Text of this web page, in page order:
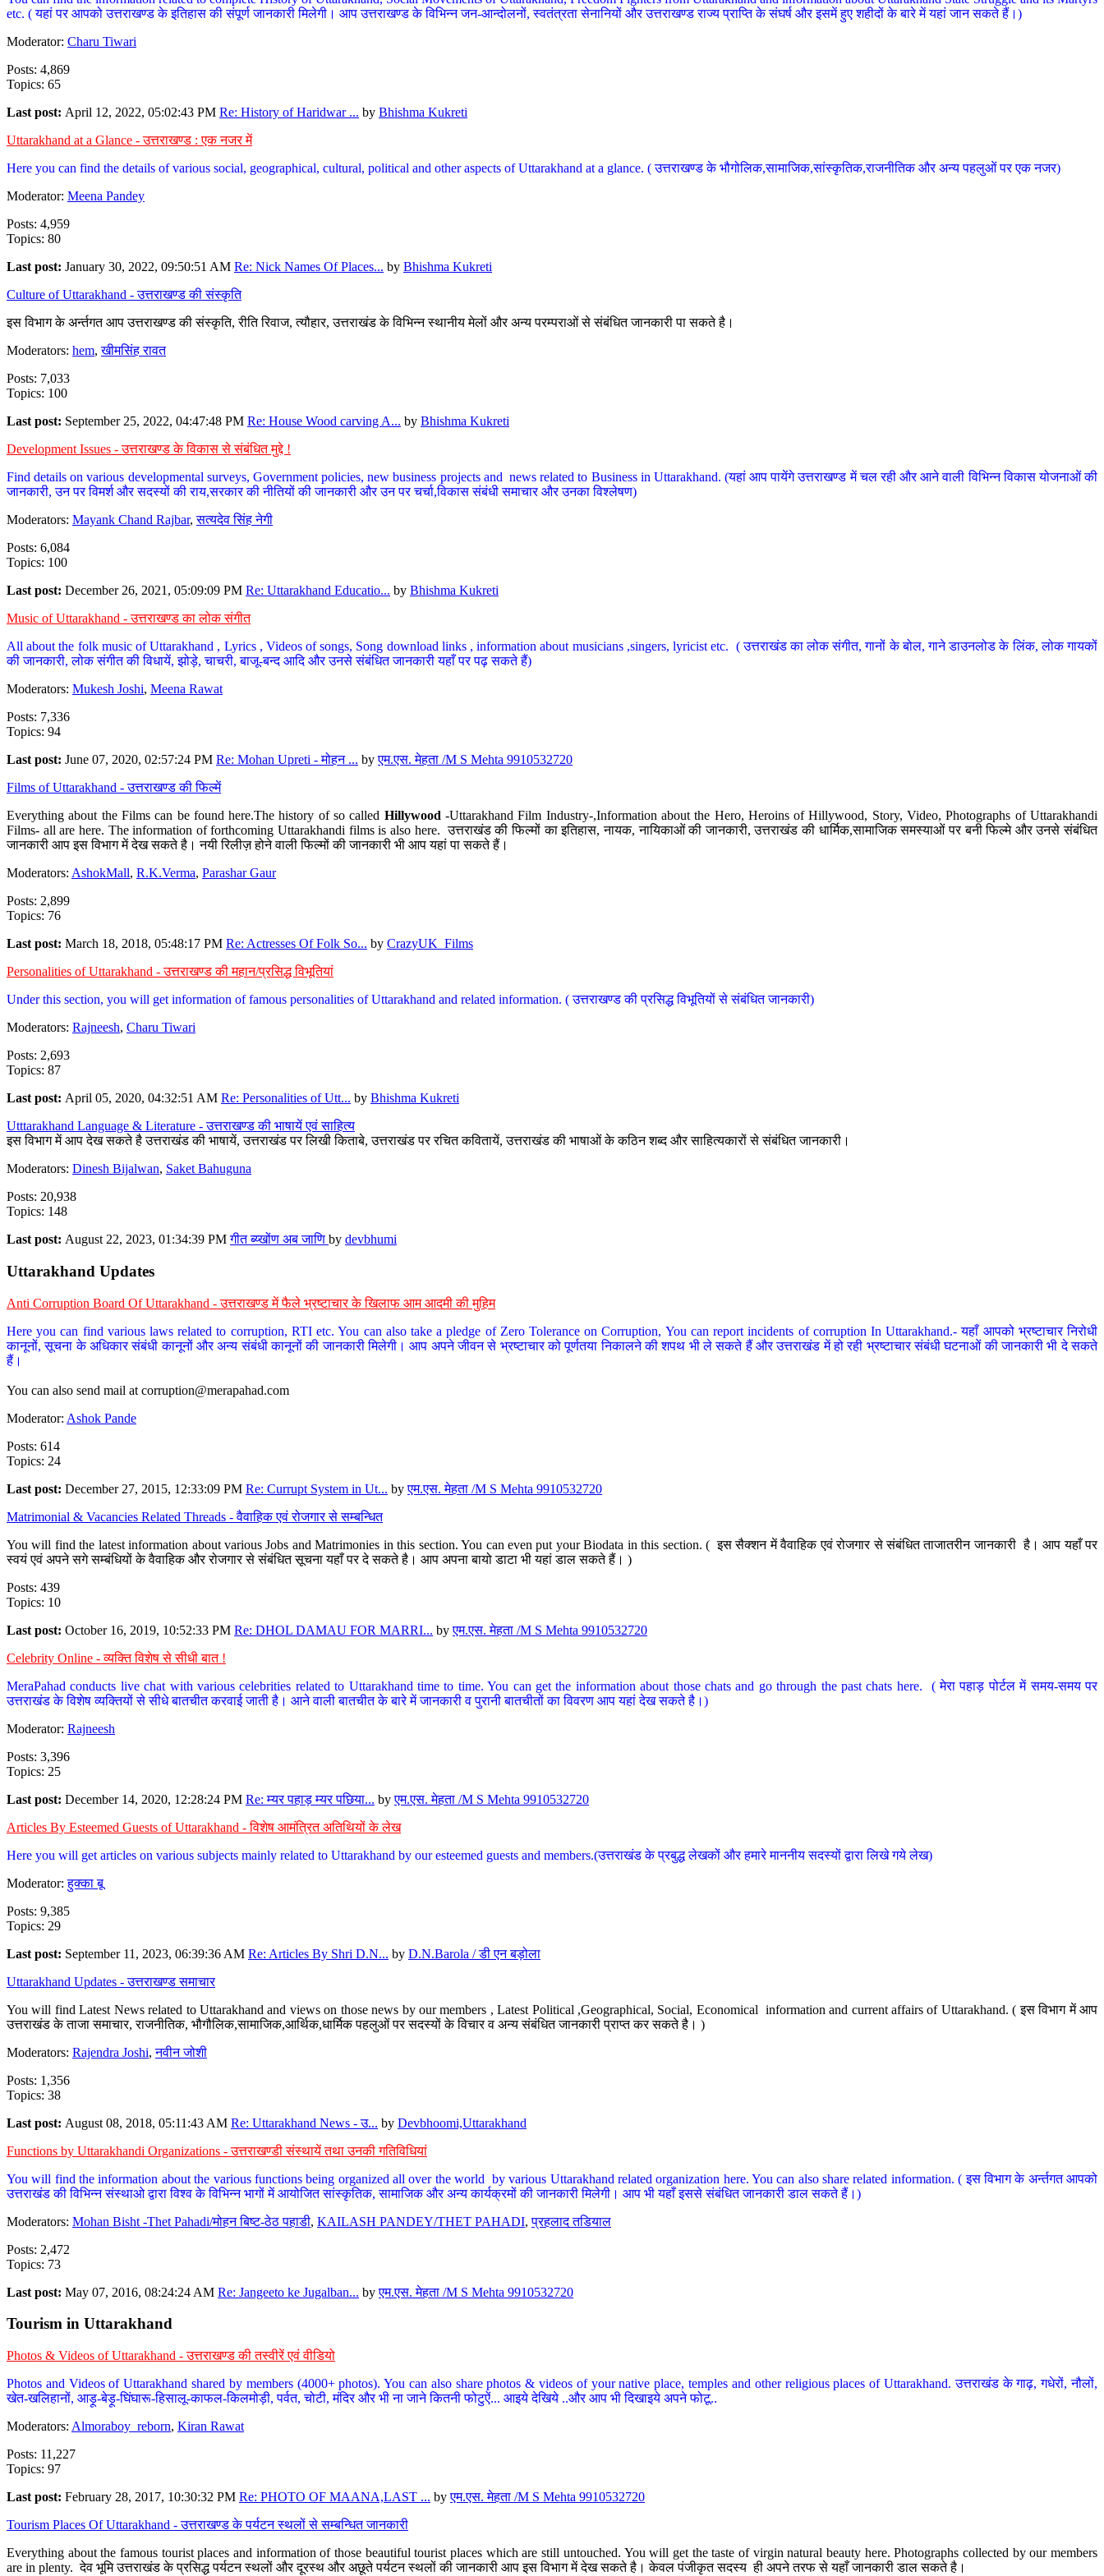
etc. ( यहां पर आपको उत्तराखण्ड के इतिहास की संपूर्ण जानकारी मिलेगी। आप उत्तराखण्ड के विभिन्न जन-आन्दोलनों, स्वतंत्रता सेनानियों और उत्तराखण्ड राज्य प्राप्ति के संघर्ष और इसमें हुए शहीदों के बारे में यहां जान सकते हैं।)
Moderator: Charu Tiwari
Posts: 4,869
Topics: 65
Last post: April 12, 2022, 05:02:43 PM Re: History of Haridwar ... by Bhishma Kukreti
Uttarakhand at a Glance - उत्तराखण्ड : एक नजर में
Here you can find the details of various social, geographical, cultural, political and other aspects of Uttarakhand at a glance. ( उत्तराखण्ड के भौगोलिक,सामाजिक,सांस्कृतिक,राजनीतिक और अन्य पहलुओं पर एक नजर)
Moderator: Meena Pandey
Posts: 4,959
Topics: 80
Last post: January 30, 2022, 09:50:51 AM Re: Nick Names Of Places... by Bhishma Kukreti
Culture of Uttarakhand - उत्तराखण्ड की संस्कृति
इस विभाग के अर्न्तगत आप उत्तराखण्ड की संस्कृति, रीति रिवाज, त्यौहार, उत्तराखंड के विभिन्न स्थानीय मेलों और अन्य परम्पराओं से संबंधित जानकारी पा सकते है।
Moderators: hem,खीमसिंह रावत
Posts: 7,033
Topics: 100
Last post: September 25, 2022, 04:47:48 PM Re: House Wood carving A... by Bhishma Kukreti
Development Issues - उत्तराखण्ड के विकास से संबंधित मुद्दे !
Find details on various developmental surveys, Government policies, new business projects and news related to Business in Uttarakhand. (यहां आप पायेंगे उत्तराखण्ड में चल रही और आने वाली विभिन्न विकास योजनाओं की
जानकारी, उन पर विमर्श और सदस्यों की राय,सरकार की नीतियों की जानकारी और उन पर चर्चा,विकास संबंधी समाचार और उनका विश्लेषण)
Moderators: Mayank Chand Rajbar,सत्यदेव सिंह नेगी
Posts: 6,084
Topics: 100
Last post: December 26, 2021, 05:09:09 PM Re: Uttarakhand Educatio... by Bhishma Kukreti
Music of Uttarakhand - उत्तराखण्ड का लोक संगीत
All about the folk music of Uttarakhand , Lyrics , Videos of songs, Song download links , information about musicians ,singers, lyricist etc. ( उत्तराखंड का लोक संगीत, गानों के बोल, गाने डाउनलोड के लिंक, लोक गायकों
की जानकारी, लोक संगीत की विधायें, झोड़े, चाचरी, बाजू-बन्द आदि और उनसे संबंधित जानकारी यहाँ पर पढ़ सकते हैं)
Moderators: Mukesh Joshi, Meena Rawat
Posts: 7,336
Topics: 94
Last post: June 07, 2020, 02:57:24 PM Re: Mohan Upreti - मोहन ... byएम.एस. मेहता /M S Mehta 9910532720
Films of Uttarakhand - उत्तराखण्ड की फिल्में
Everything about the Films can be found here.The history of so called Hillywood-Uttarakhand Film Industry-,Information about the Hero, Heroins of Hillywood, Story, Video, Photographs of Uttarakhandi
Films- all are here. The information of forthcoming Uttarakhandi films is also here. उत्तराखंड की फिल्मों का इतिहास, नायक, नायिकाओं की जानकारी, उत्तराखंड की धार्मिक,सामाजिक समस्याओं पर बनी फिल्मे और उनसे संबंधित
जानकारी आप इस विभाग में देख सकते है। नयी रिलीज़ होने वाली फिल्मों की जानकारी भी आप यहां पा सकते हैं।
Moderators: AshokMall, R.K.Verma, Parashar Gaur
Posts: 2,899
Topics: 76
Last post: March 18, 2018, 05:48:17 PM Re: Actresses Of Folk So... by CrazyUK_Films
Personalities of Uttarakhand - उत्तराखण्ड की महान/प्रसिद्ध विभूतियां
Under this section, you will get information of famous personalities of Uttarakhand and related information. ( उत्तराखण्ड की प्रसिद्ध विभूतियों से संबंधित जानकारी)
Moderators: Rajneesh, Charu Tiwari
Posts: 2,693
Topics: 87
Last post: April 05, 2020, 04:32:51 AM Re: Personalities of Utt... by Bhishma Kukreti
Utttarakhand Language & Literature - उत्तराखण्ड की भाषायें एवं साहित्य
इस विभाग में आप देख सकते है उत्तराखंड की भाषायें, उत्तराखंड पर लिखी किताबे, उत्तराखंड पर रचित कवितायें, उत्तराखंड की भाषाओं के कठिन शब्द और साहित्यकारों से संबंधित जानकारी।
Moderators: Dinesh Bijalwan, Saket Bahuguna
Posts: 20,938
Topics: 148
Last post: August 22, 2023, 01:34:39 PMगीत ब्य्खोंण अब जाणि by devbhumi
Uttarakhand Updates
Anti Corruption Board Of Uttarakhand - उत्तराखण्ड में फैले भ्रष्टाचार के खिलाफ आम आदमी की मुहिम
Here you can find various laws related to corruption, RTI etc. You can also take a pledge of Zero Tolerance on Corruption, You can report incidents of corruption In Uttarakhand.- यहाँ आपको भ्रष्टाचार निरोधी
कानूनों, सूचना के अधिकार संबंधी कानूनों और अन्य संबंधी कानूनों की जानकारी मिलेगी। आप अपने जीवन से भ्रष्टाचार को पूर्णतया निकालने की शपथ भी ले सकते हैं और उत्तराखंड में हो रही भ्रष्टाचार संबंधी घटनाओं की जानकारी भी दे सकते
हैं।
You can also send mail at corruption@merapahad.com
Moderator: Ashok Pande
Posts: 614
Topics: 24
Last post: December 27, 2015, 12:33:09 PM Re: Currupt System in Ut... byएम.एस. मेहता /M S Mehta 9910532720
Matrimonial & Vacancies Related Threads - वैवाहिक एवं रोजगार से सम्बन्धित
You will find the latest information about various Jobs and Matrimonies in this section. You can even put your Biodata in this section. ( इस सैक्शन में वैवाहिक एवं रोजगार से संबंधित ताजातरीन जानकारी है। आप यहाँ पर
स्वयं एवं अपने सगे सम्बंधियों के वैवाहिक और रोजगार से संबंधित सूचना यहाँ पर दे सकते है। आप अपना बायो डाटा भी यहां डाल सकते हैं। )
Posts: 439
Topics: 10
Last post: October 16, 2019, 10:52:33 PM Re: DHOL DAMAU FOR MARRI... byएम.एस. मेहता /M S Mehta 9910532720
Celebrity Online - व्यक्ति विशेष से सीधी बात !
MeraPahad conducts live chat with various celebrities related to Uttarakhand time to time. You can get the information about those chats and go through the past chats here. ( मेरा पहाड़ पोर्टल में समय-समय पर
उत्तराखंड के विशेष व्यक्तियों से सीधे बातचीत करवाई जाती है। आने वाली बातचीत के बारे में जानकारी व पुरानी बातचीतों का विवरण आप यहां देख सकते है।)
Moderator: Rajneesh
Posts: 3,396
Topics: 25
Last post: December 14, 2020, 12:28:24 PM Re: म्यर पहाड़ म्यर पछिया... byएम.एस. मेहता /M S Mehta 9910532720
Articles By Esteemed Guests of Uttarakhand - विशेष आमंत्रित अतिथियों के लेख
Here you will get articles on various subjects mainly related to Uttarakhand by our esteemed guests and members.(उत्तराखंड के प्रबुद्ध लेखकों और हमारे माननीय सदस्यों द्वारा लिखे गये लेख)
Moderator:हुक्का बू
Posts: 9,385
Topics: 29
Last post: September 11, 2023, 06:39:36 AM Re: Articles By Shri D.N... by D.N.Barola / डी एन बड़ोला
Uttarakhand Updates - उत्तराखण्ड समाचार
You will find Latest News related to Uttarakhand and views on those news by our members , Latest Political ,Geographical, Social, Economical information and current affairs of Uttarakhand. ( इस विभाग में आप
उत्तराखंड के ताजा समाचार, राजनीतिक, भौगौलिक,सामाजिक,आर्थिक,धार्मिक पहलुओं पर सदस्यों के विचार व अन्य संबंधित जानकारी प्राप्त कर सकते है। )
Moderators: Rajendra Joshi,नवीन जोशी
Posts: 1,356
Topics: 38
Last post: August 08, 2018, 05:11:43 AM Re: Uttarakhand News - उ... by Devbhoomi,Uttarakhand
Functions by Uttarakhandi Organizations - उत्तराखण्डी संस्थायें तथा उनकी गतिविधियां
You will find the information about the various functions being organized all over the world by various Uttarakhand related organization here. You can also share related information. ( इस विभाग के अर्न्तगत आपको
उत्तराखंड की विभिन्न संस्थाओ द्वारा विश्व के विभिन्न भागों में आयोजित सांस्कृतिक, सामाजिक और अन्य कार्यक्रमों की जानकारी मिलेगी। आप भी यहाँ इससे संबंधित जानकारी डाल सकते हैं।)
Moderators: Mohan Bisht -Thet Pahadi/मोहन बिष्ट-ठेठ पहाडी, KAILASH PANDEY/THET PAHADI,प्रहलाद तडियाल
Posts: 2,472
Topics: 73
Last post: May 07, 2016, 08:24:24 AM Re: Jangeeto ke Jugalban... byएम.एस. मेहता /M S Mehta 9910532720
Tourism in Uttarakhand
Photos & Videos of Uttarakhand - उत्तराखण्ड की तस्वीरें एवं वीडियो
Photos and Videos of Uttarakhand shared by members (4000+ photos). You can also share photos & videos of your native place, temples and other religious places of Uttarakhand. उत्तराखंड के गाढ़, गधेरों, नौलों,
खेत-खलिहानों, आड़ू-बेड़ू-घिंघारू-हिसालू-काफल-किलमोड़ी, पर्वत, चोटी, मंदिर और भी ना जाने कितनी फोटुऐं... आइये देखिये ..और आप भी दिखाइये अपने फोटू..
Moderators: Almoraboy_reborn, Kiran Rawat
Posts: 11,227
Topics: 97
Last post: February 28, 2017, 10:30:32 PM Re: PHOTO OF MAANA,LAST ... byएम.एस. मेहता /M S Mehta 9910532720
Tourism Places Of Uttarakhand - उत्तराखण्ड के पर्यटन स्थलों से सम्बन्धित जानकारी
Everything about the famous tourist places and information of those beautiful tourist places which are still untouched. You will get the taste of virgin natural beauty here. Photographs collected by our members
are in plenty. देव भूमि उत्तराखंड के प्रसिद्ध पर्यटन स्थलों और दूरस्थ और अछूते पर्यटन स्थलों की जानकारी आप इस विभाग में देख सकते है। केवल पंजीकृत सदस्य ही अपने तरफ से यहाँ जानकारी डाल सकते है।